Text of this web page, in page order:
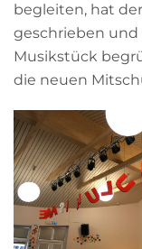
begleiten, hat
geschrieben und
Musikstück
die neuen